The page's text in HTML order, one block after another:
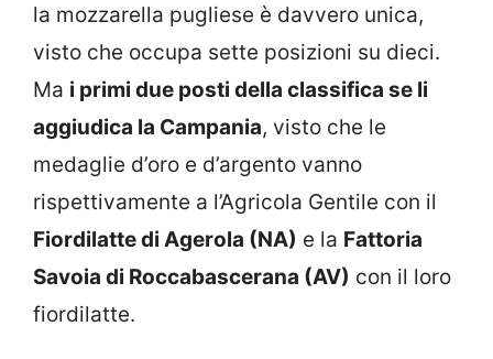
la mozzarella pugliese è davvero unica,
visto che occupa sette posizioni su dieci.
Ma i primi due posti della classifica se li
aggiudica la Campania, visto che le
medaglie d’oro e d’argento vanno
rispettivamente a l’Agricola Gentile con il
Fiordilatte di Agerola (NA) e la Fattoria
Savoia di Roccabascerana (AV) con il loro
fiordilatte.